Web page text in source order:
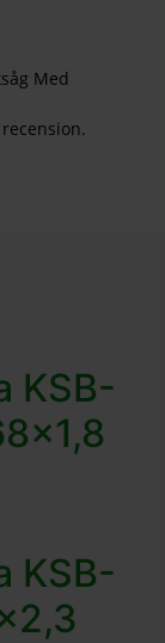
Med
KSB-
KSB-